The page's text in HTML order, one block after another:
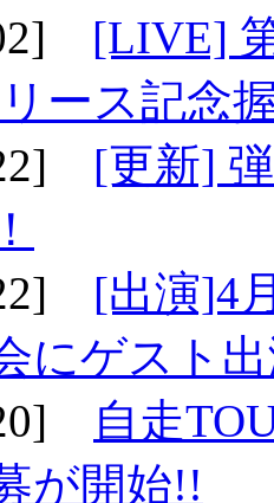
[LIVE]
ース記念
[更新]
[出演]4
にゲスト
自走
が開始!!